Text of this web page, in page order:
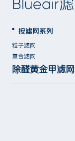
Blueair
按滤网系列
粒子滤网
复合滤网
除醛黄金甲滤网